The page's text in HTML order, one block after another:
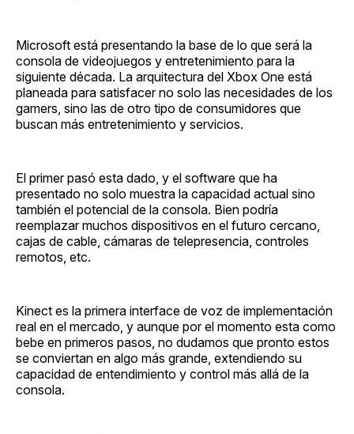
Microsoft está presentando la base de lo que será la
consola de videojuegos y entretenimiento para la
siguiente década. La arquitectura del Xbox One está
planeada para satisfacer no solo las necesidades de los
gamers, sino las de otro tipo de consumidores que
buscan más entretenimiento y servicios.
El primer pasó esta dado, y el software que ha
presentado no solo muestra la capacidad actual sino
también el potencial de la consola. Bien podría
reemplazar muchos dispositivos en el futuro cercano,
cajas de cable, cámaras de telepresencia, controles
remotos, etc.
Kinect es la primera interface de voz de implementación
real en el mercado, y aunque por el momento esta como
bebe en primeros pasos, no dudamos que pronto estos
se conviertan en algo más grande, extendiendo su
capacidad de entendimiento y control más allá de la
consola.